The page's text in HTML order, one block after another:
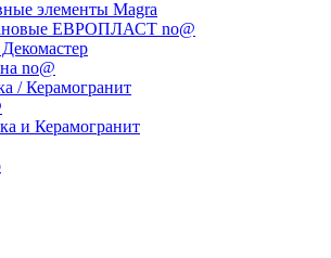
элементы Magra
ЕВРОПЛАСТ no@
no@
/ Керамогранит
и Керамогранит